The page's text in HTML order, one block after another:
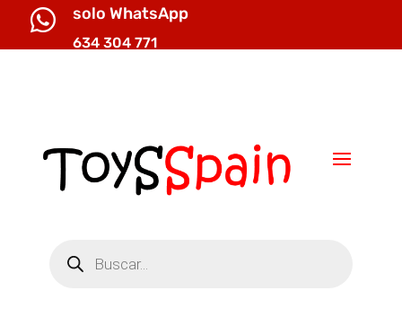
 solo WhatsApp
634 304 771
productos